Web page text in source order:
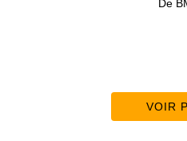
VOIR